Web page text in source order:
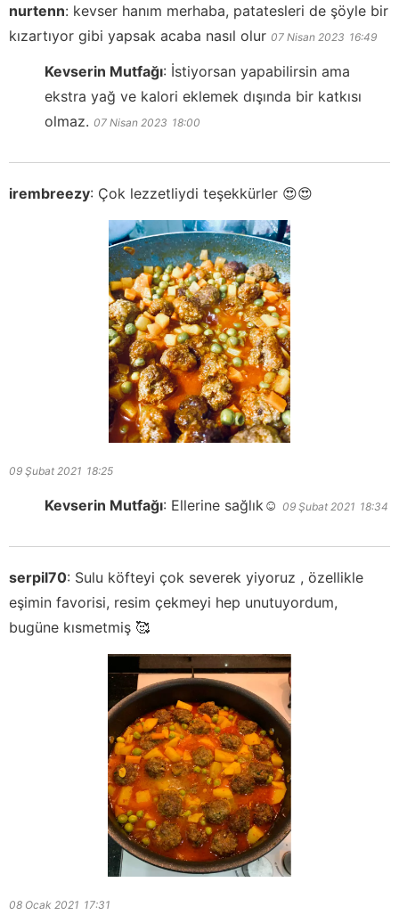
nurtenn: kevser hanım merhaba, patatesleri de şöyle bir
kızartıyor gibi yapsak acaba nasıl olur 07 Nisan 2023 16:49
Kevserin Mutfağı: İstiyorsan yapabilirsin ama
ekstra yağ ve kalori eklemek dışında bir katkısı
olmaz. 07 Nisan 2023 18:00
irembreezy: Çok lezzetliydi teşekkürler 😍😍
09 Şubat 2021 18:25
Kevserin Mutfağı: Ellerine sağlık☺️ 09 Şubat 2021 18:34
serpil70: Sulu köfteyi çok severek yiyoruz , özellikle
eşimin favorisi, resim çekmeyi hep unutuyordum,
bugüne kısmetmiş 🥰
08 Ocak 2021 17:31